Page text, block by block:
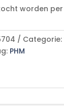
worden per
Categorie:
PHM